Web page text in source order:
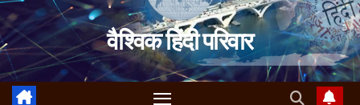
वैश्विक हिंदी परिवार